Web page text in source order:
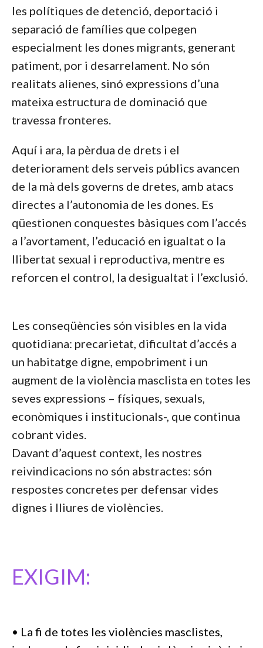
les polítiques de detenció, deportació i
separació de famílies que colpegen
especialment les dones migrants, generant
patiment, por i desarrelament. No són
realitats alienes, sinó expressions d’una
mateixa estructura de dominació que
travessa fronteres.
Aquí i ara, la pèrdua de drets i el
deteriorament dels serveis públics avancen
de la mà dels governs de dretes, amb atacs
directes a l’autonomia de les dones. Es
qüestionen conquestes bàsiques com l’accés
a l’avortament, l’educació en igualtat o la
llibertat sexual i reproductiva, mentre es
reforcen el control, la desigualtat i l’exclusió.
Les conseqüències són visibles en la vida
quotidiana: precarietat, dificultat d’accés a
un habitatge digne, empobriment i un
augment de la violència masclista en totes les
seves expressions – físiques, sexuals,
econòmiques i institucionals-, que continua
cobrant vides.
Davant d’aquest context, les nostres
reivindicacions no són abstractes: són
respostes concretes per defensar vides
dignes i lliures de violències.
EXIGIM:
• La fi de totes les violències masclistes,